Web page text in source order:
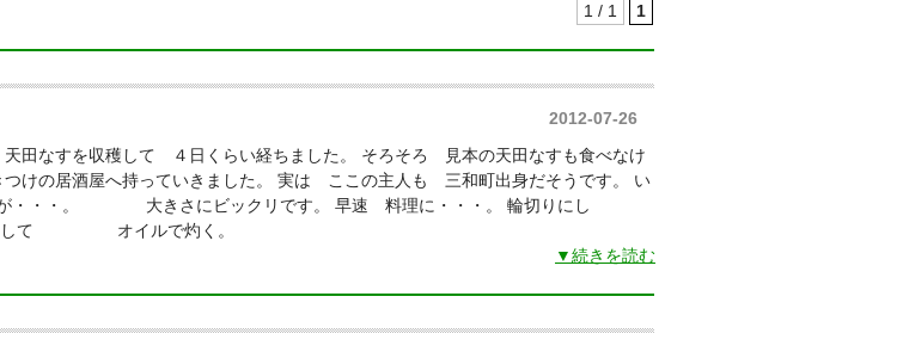
1 / 1 1
2012-07-26
田なすを収穫して ４日くらい経ちました。 そろそろ 見本の天田なすも食べなけ
つけの居酒屋へ持っていきました。 実は ここの主人も 三和町出身だそうです。 い
が・・・。 大きさにビックリです。 早速 料理に・・・。 輪切りにし
て オイルで灼く。
▼続きを読む